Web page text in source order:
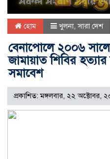
হোম খুলনা,সারা দেশ
বেনাপোলে ২০০৬
জামায়াত শিবির হত্যার
সমাবেশ
প্রকাশিত: মঙ্গলবার, ২২ অক্টোবর,